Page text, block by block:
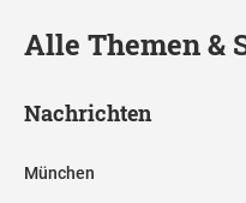
Alle Themen &
Nachrichten
München